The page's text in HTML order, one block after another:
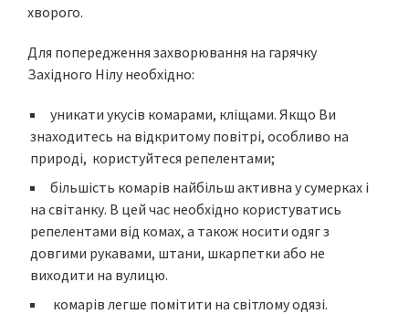
хворого.
Для попередження захворювання на гарячку
Західного Нілу необхідно:
уникати укусів комарами, кліщами. Якщо Ви
знаходитесь на відкритому повітрі, особливо на
природі, користуйтеся репелентами;
більшість комарів найбільш активна у сумерках і
на світанку. В цей час необхідно користуватись
репелентами від комах, а також носити одяг з
довгими рукавами, штани, шкарпетки або не
виходити на вулицю.
комарів легше помітити на світлому одязі.